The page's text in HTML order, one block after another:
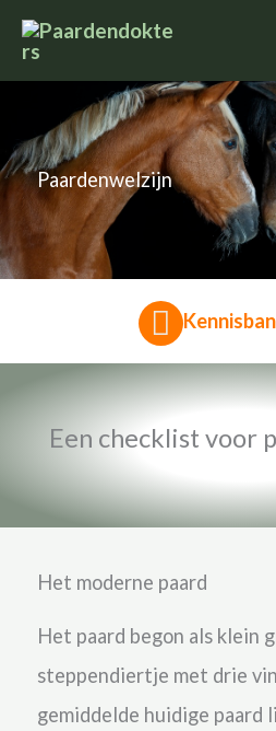
Ga
naar
inhoud
Paardenwelzijn
Een checklist voor
Het moderne paard
Het paard begon als klein
steppendiertje met drie
gemiddelde huidige paard